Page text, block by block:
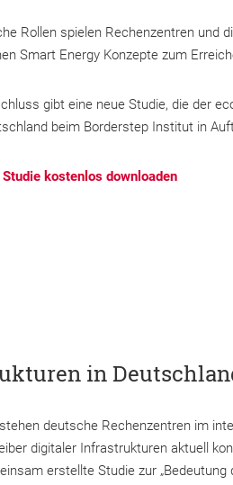
Rollen spielen Rechenzentren und
Smart Energy Konzepte zum
gibt eine neue Studie, die der
beim Borderstep Institut in
Studie kostenlos downloaden
in
deutsche Rechenzentren im
digitaler Infrastrukturen aktuell
erstellte Studie zur